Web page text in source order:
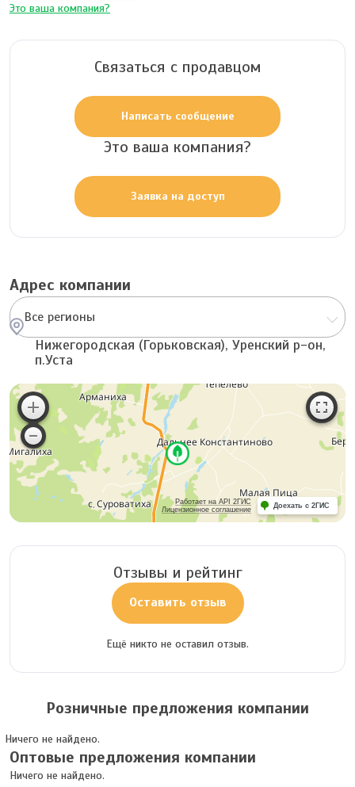
Это ваша компания?
Связаться с продавцом
Написать сообщение
Это ваша компания?
Заявка на доступ
Адрес компании
Все регионы
Нижегородская (Горьковская), Уренский р-он,
п.Уста
Работает на API 2ГИС
Лицензионное соглашение
Доехать с 2ГИС
Отзывы и рейтинг
Оставить отзыв
Ещё никто не оставил отзыв.
Розничные предложения компании
Ничего не найдено.
Оптовые предложения компании
Ничего не найдено.